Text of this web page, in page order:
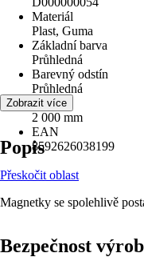
Materiál
Plast, Guma
Základní barva
Průhledná
Barevný odstín
Průhledná
Délka
2 000 mm
EAN
8592626038199
Zobrazit více
Popis
Přeskočit oblast
Magnetky se spolehlivě
Bezpečnost